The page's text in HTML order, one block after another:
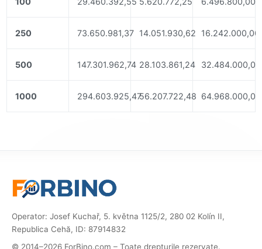
250 73.650.981,37 14.051.930,62 16.242.000,00
500 147.301.962,74 28.103.861,24 32.484.000,00
1000 294.603.925,4756.207.722,48 64.968.000,00
Operator: Josef Kuchař, 5. května 1125/2, 280 02 Kolín II,
Republica Cehă, ID: 87914832
© 2014–2026 ForBino.com – Toate drepturile rezervate.